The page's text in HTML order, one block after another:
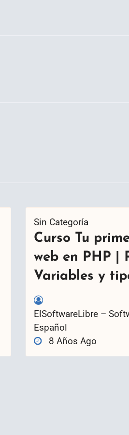
Sin Categoría
Curso Tu
web en PHP |
Variables y
ElSoftwareLibre –
Español
8 Años Ago